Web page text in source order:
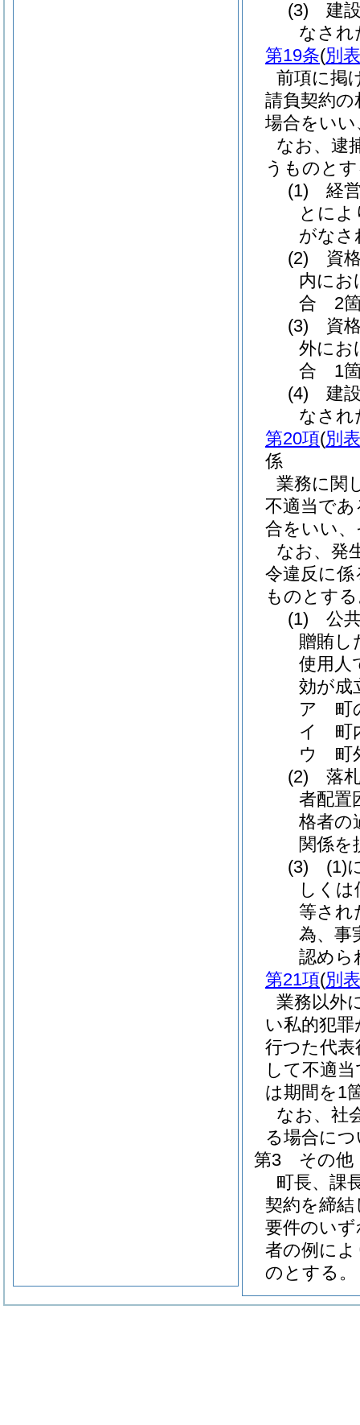
(3) 建設
なさ
第19条(別
前項に掲
請負契約
場合をい
なお、逮
うものと
(1) 経営
とによ
がな
(2) 資格
内にお
合 2
(3) 資格
外にお
合 1
(4) 建設
なさ
第20項(別
係
業務に関
不適当で
合をいい
なお、発
令違反に
ものとす
(1) 公共
贈賄し
使用人
効が成
ア 町
イ 町
ウ 町
(2) 落
者配置
格者の
関係
(3)
(1)
しく
等され
為、事
認め
第21項(別
業務以外
い私的犯
行つた代
して不適
は期間を1
なお、社
る場合に
第3 その他
町長、課
契約を締
要件のい
者の例に
のとする。